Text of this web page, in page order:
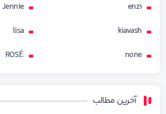
enzi
Jennie
kiavash
lisa
none
ROSÉ
آخرین مطالب